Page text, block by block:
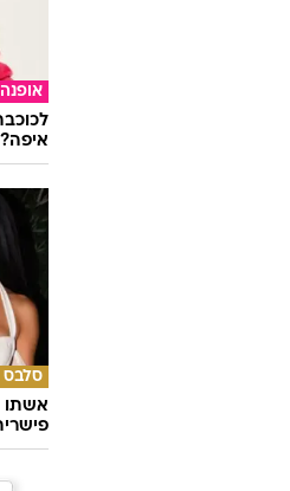
אופנה
איפה?
סלבס
אשתו